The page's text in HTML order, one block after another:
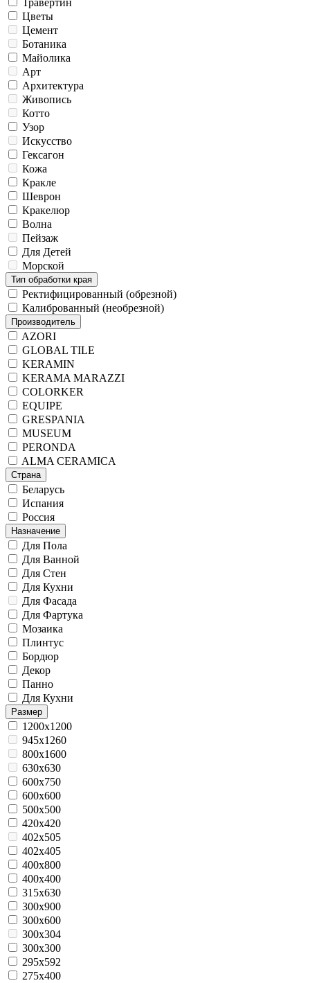
Цветы
Цемент
Ботаника
Майолика
Арт
Архитектура
Живопись
Котто
Узор
Искусство
Гексагон
Кожа
Кракле
Шеврон
Кракелюр
Волна
Пейзаж
Для Детей
Морской
Тип обработки края
Ректифицированный (обрезной)
Калиброванный (необрезной)
Производитель
AZORI
GLOBAL TILE
KERAMIN
KERAMA MARAZZI
COLORKER
EQUIPE
GRESPANIA
MUSEUM
PERONDA
ALMA CERAMICA
Страна
Беларусь
Испания
Россия
Назначение
Для Пола
Для Ванной
Для Стен
Для Кухни
Для Фасада
Для Фартука
Мозаика
Плинтус
Бордюр
Декор
Панно
Для Кухни
Размер
1200x1200
945x1260
800x1600
630x630
600x750
600x600
500x500
420х420
402x505
402x405
400х800
400x400
315x630
300x900
300x600
300x304
300x300
295x592
275x400